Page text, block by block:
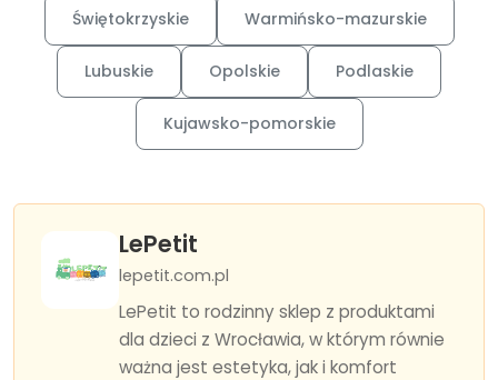
Świętokrzyskie Warmińsko-mazurskie
Lubuskie Opolskie Podlaskie
Kujawsko-pomorskie
LePetit
lepetit.com.pl
LePetit to rodzinny sklep z produktami
dla dzieci z Wrocławia, w którym równie
ważna jest estetyka, jak i komfort